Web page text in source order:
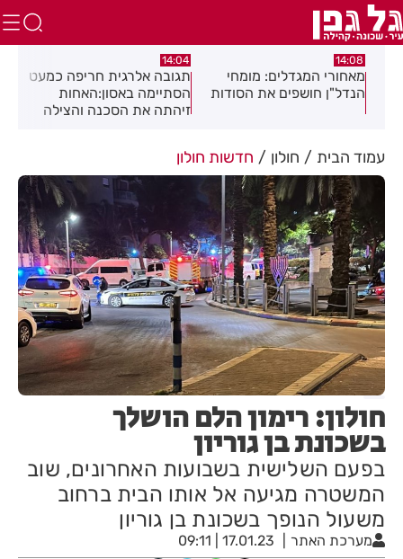
14:08
מאחורי המגדלים: מומחי
הנדל"ן חושפים את הסודות
14:04
תגובה אלרגית חריפה כמעט
הסתיימה באסון:האחות
זיהתה את הסכנה והצילה
עמוד הבית חולון חדשות חולון
חולון: רימון הלם הושלך
בשכונת בן גוריון
בפעם השלישית בשבועות האחרונים, שוב
המשטרה מגיעה אל אותו הבית ברחוב
משעול הנופך בשכונת בן גוריון
מערכת האתר 17.01.23 | 09:11